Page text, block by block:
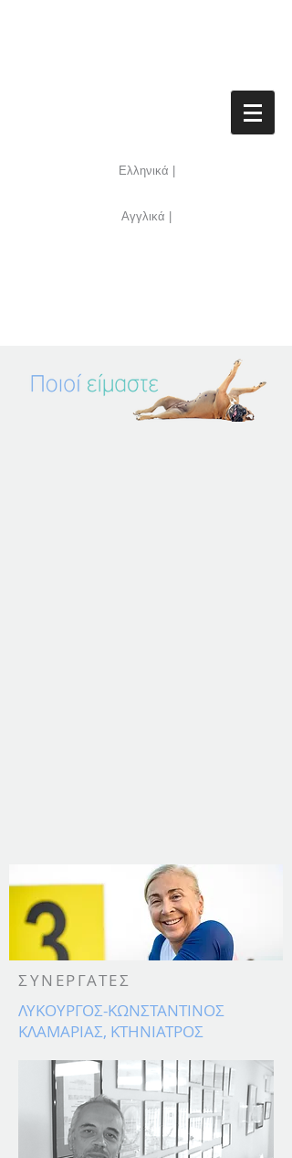
Ελληνικά |
Αγγλικά |
ΣΥΝΕΡΓΑΤΕΣ
ΛΥΚΟΥΡΓΟΣ-ΚΩΝΣΤΑΝΤΙΝΟΣ
ΚΛΑΜΑΡΙΑΣ, ΚΤΗΝΙΑΤΡΟΣ